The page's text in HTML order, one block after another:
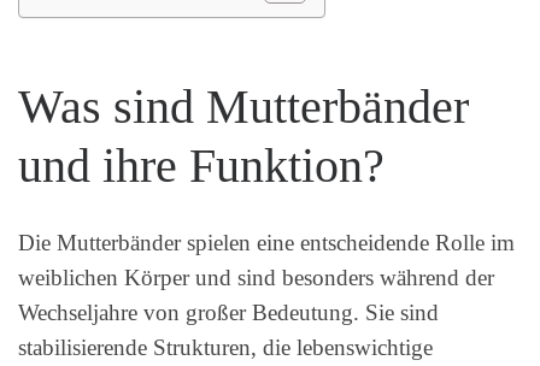
Was sind Mutterbänder
und ihre Funktion?
Die Mutterbänder spielen eine entscheidende Rolle im
weiblichen Körper und sind besonders während der
Wechseljahre von großer Bedeutung. Sie sind
stabilisierende Strukturen, die lebenswichtige